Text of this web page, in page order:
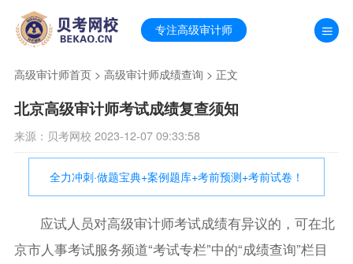
专注高级审计师
高级审计师首页> 高级审计师成绩查询 > 正文
北京高级审计师考试成绩复查须知
来源：贝考网校 2023-12-07 09:33:58
全力冲刺·做题宝典+案例题库+考前预测+考前试卷！
应试人员对高级审计师考试成绩有异议的，可在北
京市人事考试服务频道“考试专栏”中的“成绩查询”栏目